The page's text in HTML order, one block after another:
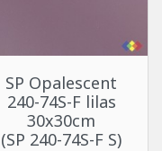
SP Opalescent
240-74S-F lilas
30x30cm
(SP 240-74S-F S)